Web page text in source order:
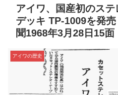
アイワ、国産初のス
デッキ TP-1009を発
聞1968年3月28日15面
アイワの歴史